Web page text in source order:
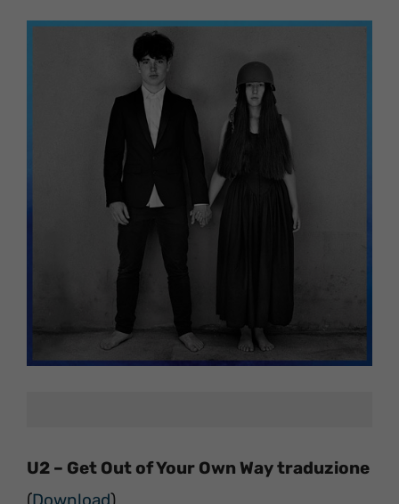
U2 – Get Out of Your Own Way traduzione